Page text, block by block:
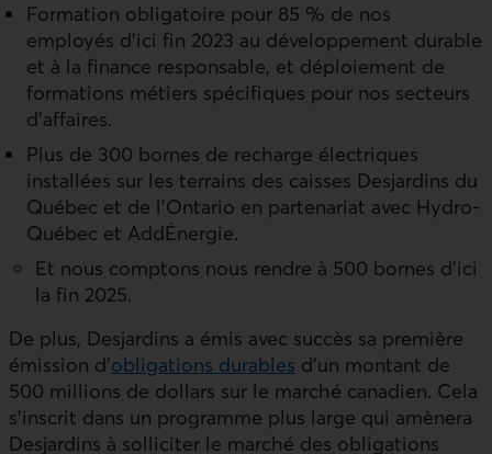
Formation obligatoire pour 85 % de nos
employés d’ici fin 2023 au développement durable
et à la finance responsable, et déploiement de
formations métiers spécifiques pour nos secteurs
d'affaires.
Plus de 300 bornes de recharge électriques
installées sur les terrains des caisses Desjardins du
Québec et de l’Ontario en partenariat avec Hydro-
Québec et AddÉnergie.
Et nous comptons nous rendre à 500 bornes d’ici
la fin 2025.
De plus, Desjardins a émis avec succès sa première
émission d'obligations durables d'un montant de
500 millions de dollars sur le marché canadien. Cela
s'inscrit dans un programme plus large qui amènera
Desjardins à solliciter le marché des obligations